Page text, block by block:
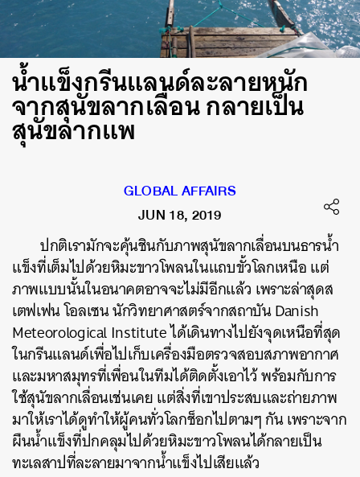
น้ำแข็งกรีนแลนด์ละลายหนัก
จากสุนัขลากเลื่อน กลายเป็น
สุนัขลากแพ
GLOBAL AFFAIRS
JUN 18, 2019
ปกติเรามักจะคุ้นชินกับภาพสุนัขลากเลื่อนบนธารน้ำ
แข็งที่เต็มไปด้วยหิมะขาวโพลนในแถบขั้วโลกเหนือแต่
ภาพแบบนั้นในอนาคตอาจจะไม่มีอีกแล้ว เพราะล่าสุดส
เตฟเฟนโอลเซนนักวิทยาศาสตร์จากสถาบันDanish
Meteorological Instituteได้เดินทางไปยังจุดเหนือที่สุด
ในกรีนแลนด์เพื่อไปเก็บเครื่องมือตรวจสอบสภาพอากาศ
และมหาสมุทรที่เพื่อนในทีมได้ติดตั้งเอาไว้พร้อมกับการ
ใช้สุนัขลากเลื่อนเช่นเคยแต่สิ่งที่เขาประสบและถ่ายภาพ
มาให้เราได้ดูทำให้ผู้คนทั่วโลกช็อกไปตามๆกันเพราะจาก
ผืนน้ำแข็งที่ปกคลุมไปด้วยหิมะขาวโพลนได้กลายเป็น
ทะเลสาปที่ละลายมาจากน้ำแข็งไปเสียแล้ว